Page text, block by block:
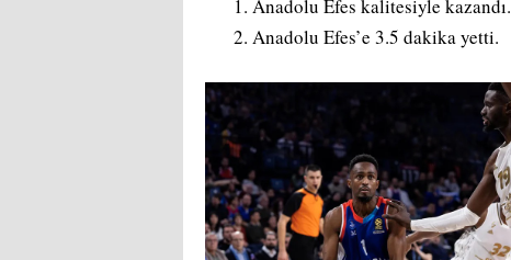
Anadolu Efes kalitesiyle kazandı.
Anadolu Efes’e 3.5 dakika yetti.